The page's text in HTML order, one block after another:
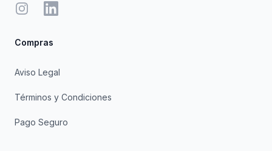
InstagramLinkedIn
Compras
Aviso Legal
Términos y Condiciones
Pago Seguro